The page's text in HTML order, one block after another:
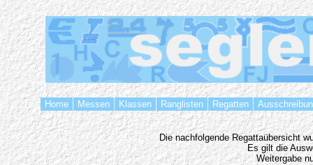
Home Messen Klassen Ranglisten Regatten
Die nachfolgende Regattaübersicht
Es gilt die
Weitergabe